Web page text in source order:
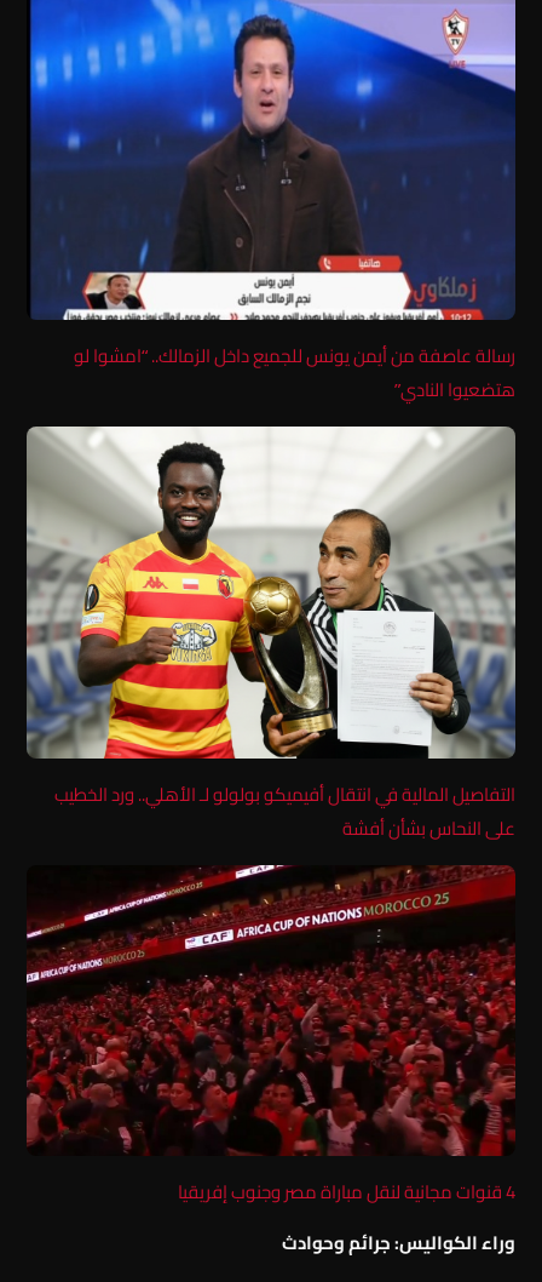
رسالة عاصفة من أيمن يونس للجميع داخل الزمالك.. “امشوا لو
هتضعيوا النادي”
التفاصيل المالية في انتقال أفيميكو بولولو لـ الأهلي.. ورد الخطيب
على النحاس بشأن أفشة
4 قنوات مجانية لنقل مباراة مصر وجنوب إفريقيا
وراء الكواليس: جرائم وحوادث